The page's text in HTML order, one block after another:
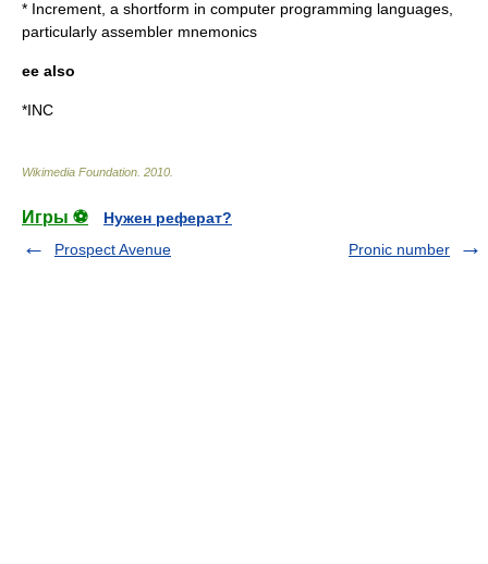
* Increment , a shortform in computer programming languages,
particularly assembler mnemonics
ee also
*INC
Wikimedia Foundation 2010
Игры ⚽
Нужен реферат?
Prospect Avenue
Pronic number